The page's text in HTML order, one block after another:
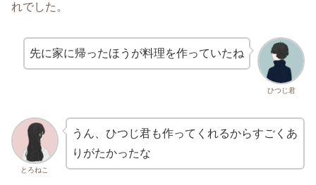
れでした。
ひつじ君
先に家に帰ったほうが料理を作っていたね
とろねこ
うん、ひつじ君も作ってくれるからすごくあ
りがたかったな